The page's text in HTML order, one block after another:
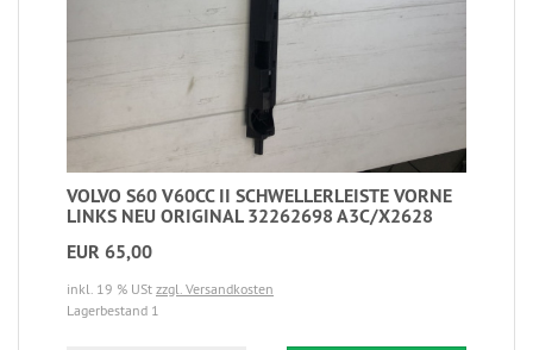
VOLVO S60 V60CC II SCHWELLERLEISTE VORNE
LINKS NEU ORIGINAL 32262698 A3C/X2628
EUR 65,00
inkl. 19 % USt zzgl. Versandkosten
Lagerbestand 1